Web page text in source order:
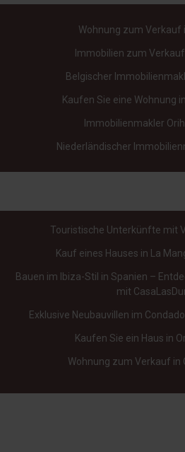
Wohnung zum Verkauf
Immobilien zum
Belgischer
Kaufen Sie eine Wohnung
Immobilienmakler
Niederländischer
Touristische Unterkünfte mit
Kauf eines Hauses in La
Bauen im Ibiza-Stil in Spanien –
mit
Exklusive Neubauvillen im
Kaufen Sie ein Haus in
Wohnung zum Verkauf in